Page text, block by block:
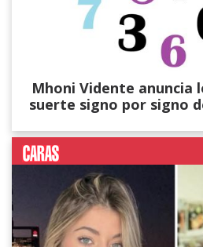
Mhoni Vidente anuncia
suerte signo por signo